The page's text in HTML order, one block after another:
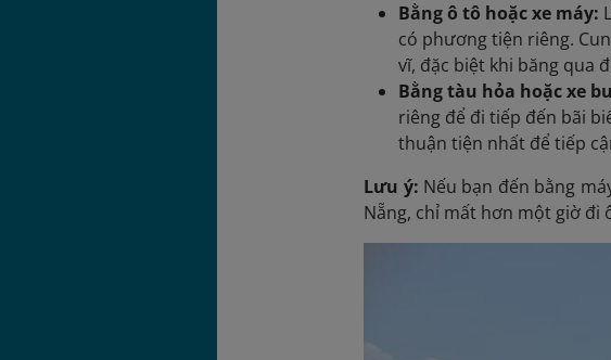
Bằng ô tô hoặc xe máy:
có phương tiện riêng.
vĩ, đặc biệt khi băng qua
Bằng tàu hỏa hoặc xe
riêng để đi tiếp đến bãi
thuận tiện nhất để tiếp
Lưu ý: Nếu bạn đến bằng
Nẵng, chỉ mất hơn một giờ đi